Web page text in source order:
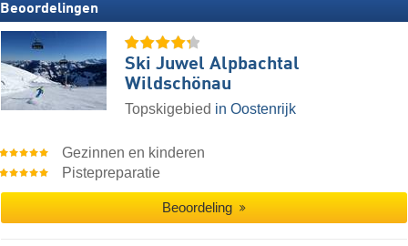
Beoordelingen
Ski Juwel Alpbachtal
Wildschönau
Topskigebied in Oostenrijk
Gezinnen en kinderen
Pistepreparatie
Beoordeling